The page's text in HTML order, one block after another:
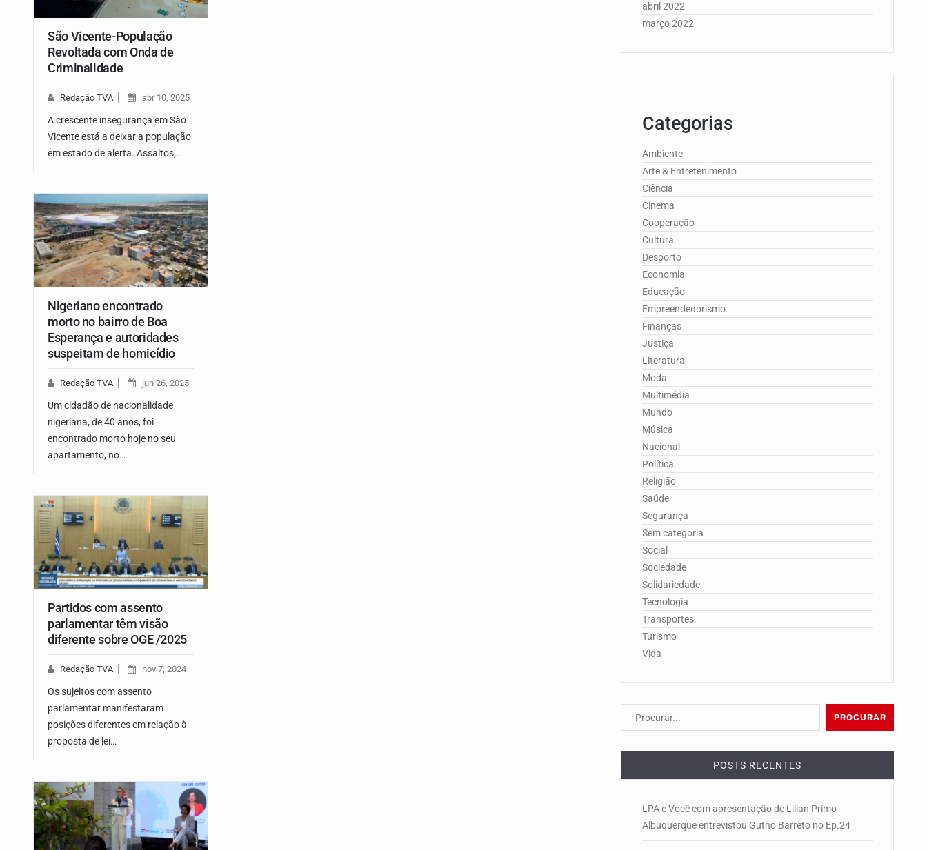
São Vicente-População
Revoltada com Onda de
Criminalidade
Redação TVA abr 10, 2025
A crescente insegurança em São
Vicente está a deixar a população
em estado de alerta. Assaltos,…
Nigeriano encontrado
morto no bairro de Boa
Esperança e autoridades
suspeitam de homicídio
Redação TVA jun 26, 2025
Um cidadão de nacionalidade
nigeriana, de 40 anos, foi
encontrado morto hoje no seu
apartamento, no…
Partidos com assento
parlamentar têm visão
diferente sobre OGE /2025
Redação TVA nov 7, 2024
Os sujeitos com assento
parlamentar manifestaram
posições diferentes em relação à
proposta de lei…
abril 2022
março 2022
Categorias
Ambiente
Arte & Entretenimento
Ciência
Cinema
Cooperação
Cultura
Desporto
Economia
Educação
Empreendedorismo
Finanças
Justiça
Literatura
Moda
Multimédia
Mundo
Música
Nacional
Política
Religião
Saúde
Segurança
Sem categoria
Social
Sociedade
Solidariedade
Tecnologia
Transportes
Turismo
Vida
POSTS RECENTES
LPA e Você com apresentação de Lilian Primo
Albuquerque entrevistou Gutho Barreto no Ep.24